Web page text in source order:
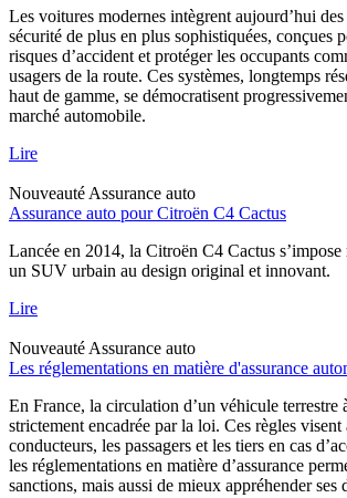
Les voitures modernes intègrent aujourd’hui
sécurité de plus en plus sophistiquées, conçues
risques d’accident et protéger les occupants
usagers de la route. Ces systèmes, longtemps
haut de gamme, se démocratisent
marché automobile.
Lire
Nouveauté Assurance auto
Assurance auto pour Citroën C4 Cactus
Lancée en 2014, la Citroën C4 Cactus
un SUV urbain au design original et innovant.
Lire
Nouveauté Assurance auto
Les réglementations en matière d'assurance
En France, la circulation d’un véhicule terrestre
strictement encadrée par la loi. Ces règles visent
conducteurs, les passagers et les tiers en cas
les réglementations en matière d’assurance
sanctions, mais aussi de mieux appréhender ses